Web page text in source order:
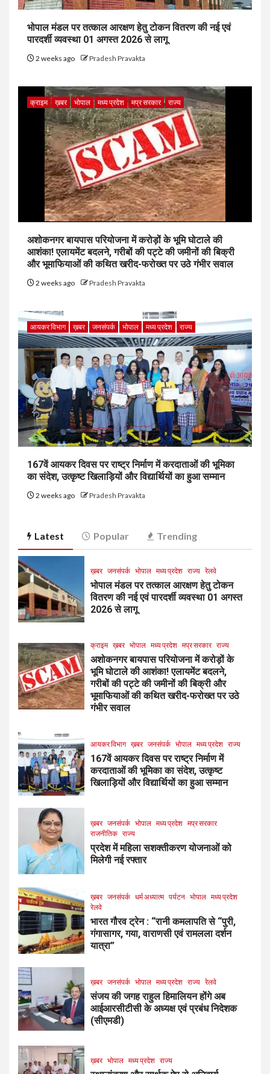
भोपाल मंडल पर तत्काल आरक्षण हेतु टोकन वितरण की नई एवं
पारदर्शी व्यवस्था 01 अगस्त 2026 से लागू
2 weeks ago Pradesh Pravakta
क्राइम ख़बर भोपाल मध्य प्रदेश मप्र सरकार राज्य
अशोकनगर बायपास परियोजना में करोड़ों के भूमि घोटाले की
आशंका! एलायमेंट बदलने, गरीबों की पट्टे की जमीनों की बिक्री
और भूमाफियाओं की कथित खरीद-फरोख्त पर उठे गंभीर सवाल
2 weeks ago Pradesh Pravakta
आयकर विभाग ख़बर जनसंपर्क भोपाल मध्य प्रदेश राज्य
167वें आयकर दिवस पर राष्ट्र निर्माण में करदाताओं की भूमिका
का संदेश, उत्कृष्ट खिलाड़ियों और विद्यार्थियों का हुआ सम्मान
2 weeks ago Pradesh Pravakta
Latest Popular Trending
ख़बर जनसंपर्क भोपाल मध्य प्रदेश राज्य रेलवे
भोपाल मंडल पर तत्काल आरक्षण हेतु टोकन
वितरण की नई एवं पारदर्शी व्यवस्था 01 अगस्त
2026 से लागू
क्राइम ख़बर भोपाल मध्य प्रदेश मप्र सरकार राज्य
अशोकनगर बायपास परियोजना में करोड़ों के
भूमि घोटाले की आशंका! एलायमेंट बदलने,
गरीबों की पट्टे की जमीनों की बिक्री और
भूमाफियाओं की कथित खरीद-फरोख्त पर उठे
गंभीर सवाल
आयकर विभाग ख़बर जनसंपर्क भोपाल मध्य प्रदेश राज्य
167वें आयकर दिवस पर राष्ट्र निर्माण में
करदाताओं की भूमिका का संदेश, उत्कृष्ट
खिलाड़ियों और विद्यार्थियों का हुआ सम्मान
ख़बर जनसंपर्क भोपाल मध्य प्रदेश मप्र सरकार
राजनीतिक राज्य
प्रदेश में महिला सशक्तीकरण योजनाओं को
मिलेगी नई रफ्तार
ख़बर जनसंपर्क धर्म अध्यात्म पर्यटन भोपाल मध्य प्रदेश
रेलवे
भारत गौरव ट्रेन : “रानी कमलापति से “पुरी,
गंगासागर, गया, वाराणसी एवं रामलला दर्शन
यात्रा”
ख़बर जनसंपर्क भोपाल मध्य प्रदेश राज्य रेलवे
संजय की जगह राहुल हिमालियन होंगे अब
आईआरसीटीसी के अध्यक्ष एवं प्रबंध निदेशक
(सीएमडी)
ख़बर भोपाल मध्य प्रदेश राज्य